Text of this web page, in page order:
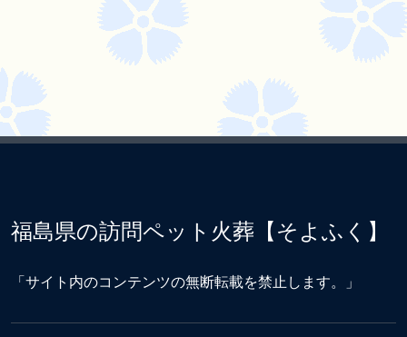
福島県の訪問ペット火葬【そよふく】
「サイト内のコンテンツの無断転載を禁止します。」